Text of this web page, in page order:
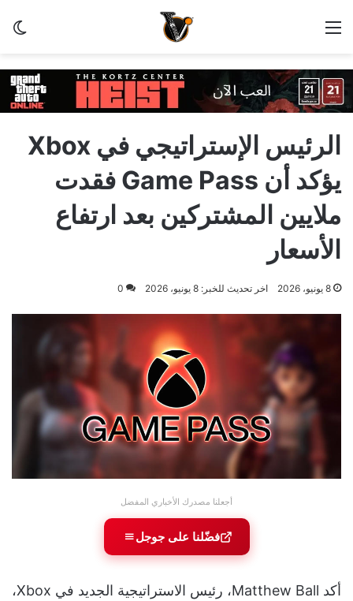
القائمة
الرئيس الإستراتيجي في Xbox
يؤكد أن Game Pass فقدت
ملايين المشتركين بعد ارتفاع
الأسعار
8 يونيو، 2026 اخر تحديث للخبر: 8 يونيو، 2026 0
أجعلنا مصدرك الأخباري المفضل
فضّلنا على جوجل
أكد Matthew Ball، رئيس الاستراتيجية الجديد في Xbox،